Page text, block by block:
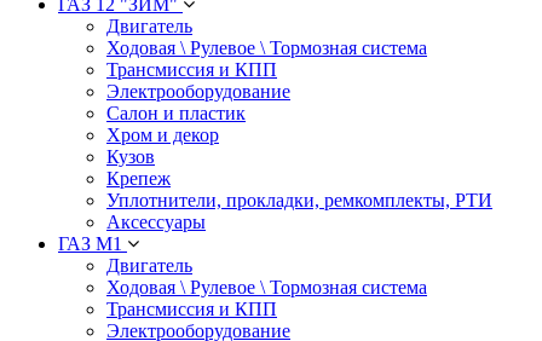
Двигатель
Ходовая \ Рулевое \ Тормозная система
Трансмиссия и КПП
Электрооборудование
Салон и пластик
Хром и декор
Кузов
Крепеж
Уплотнители, прокладки, ремкомплекты, РТИ
Аксессуары
ГАЗ М1
Двигатель
Ходовая \ Рулевое \ Тормозная система
Трансмиссия и КПП
Электрооборудование